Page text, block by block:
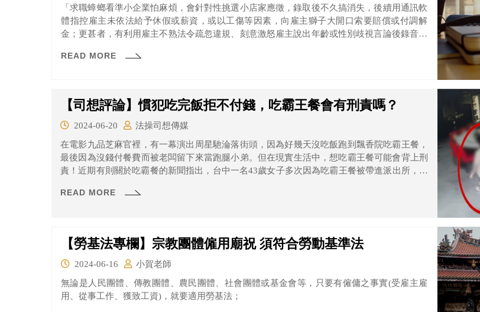
「求職蟑螂看準小企業怕麻煩，會針對性挑選小店家應徵，錄取後不久搞消失，後續用通訊軟
體指控雇主未依法給予休假或薪資，或以工傷等因素，向雇主獅子大開口索要賠償或付調解
金；更甚者，有利用雇主不熟法令疏忽違規、刻意激怒雇主說出年齡或性別歧視言論後錄音為
READ MORE
【司想評論】慣犯吃完飯拒不付錢，吃霸王餐會有刑責嗎？
2024-06-20
法操司想傳媒
在電影九品芝麻官裡，有一幕演出周星馳淪落街頭，因為好幾天沒吃飯跑到飄香院吃霸王餐，
最後因為沒錢付餐費而被老闆留下來當跑腿小弟。但在現實生活中，想吃霸王餐可能會背上刑
責！近期有則關於吃霸餐的新聞指出，台中一名43歲女子多次因為吃霸王餐被帶進派出所，但
出現了，找平價快炒店點餐吃飯，吃了一兩千塊，店家要結帳，她才說沒錢。
READ MORE
【勞基法專欄】宗教團體僱用廟祝 須符合勞動基準法
2024-06-16
小賀老師
無論是人民團體、傳教團體、農民團體、社會團體或基金會等，只要有僱傭之事實(受雇主雇
用、從事工作、獲致工資)，就要適用勞基法；